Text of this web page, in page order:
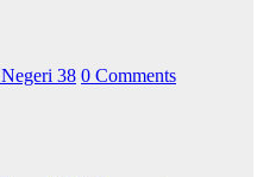
38 0 Comments